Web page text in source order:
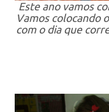
Este ano vamos
Vamos colocando
com o dia que